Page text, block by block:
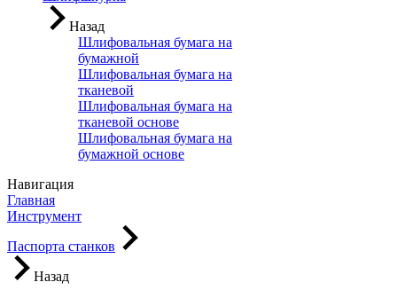
Назад
Шлифовальная бумага на
бумажной
Шлифовальная бумага на
тканевой
Шлифовальная бумага на
тканевой основе
Шлифовальная бумага на
бумажной основе
Навигация
Главная
Инструмент
Паспорта станков
Назад